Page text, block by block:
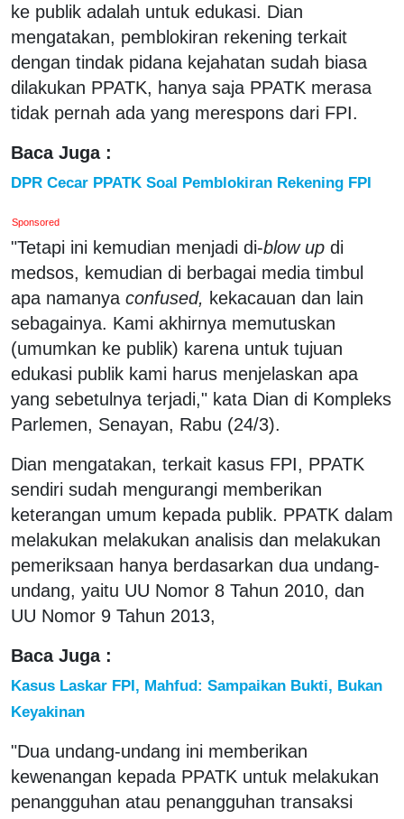
ke publik adalah untuk edukasi. Dian
mengatakan, pemblokiran rekening terkait
dengan tindak pidana kejahatan sudah biasa
dilakukan PPATK, hanya saja PPATK merasa
tidak pernah ada yang merespons dari FPI.
Baca Juga :
DPR Cecar PPATK Soal Pemblokiran Rekening FPI
Sponsored
"Tetapi ini kemudian menjadi di-blow up di
medsos, kemudian di berbagai media timbul
apa namanya confused, kekacauan dan lain
sebagainya. Kami akhirnya memutuskan
(umumkan ke publik) karena untuk tujuan
edukasi publik kami harus menjelaskan apa
yang sebetulnya terjadi," kata Dian di Kompleks
Parlemen, Senayan, Rabu (24/3).
Dian mengatakan, terkait kasus FPI, PPATK
sendiri sudah mengurangi memberikan
keterangan umum kepada publik. PPATK dalam
melakukan melakukan analisis dan melakukan
pemeriksaan hanya berdasarkan dua undang-
undang, yaitu UU Nomor 8 Tahun 2010, dan
UU Nomor 9 Tahun 2013,
Baca Juga :
Kasus Laskar FPI, Mahfud: Sampaikan Bukti, Bukan
Keyakinan
"Dua undang-undang ini memberikan
kewenangan kepada PPATK untuk melakukan
penangguhan atau penangguhan transaksi